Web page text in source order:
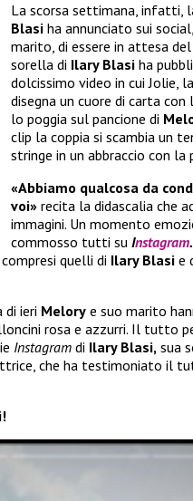
La scorsa settimana, infatti,
Blasi ha annunciato sui
marito, di essere in attesa
sorella di Ilary Blasi ha
dolcissimo video in cui Jolie,
disegna un cuore di carta con
lo poggia sul pancione di
clip la coppia si scambia un
stringe in un abbraccio con la
«Abbiamo qualcosa da
voi» recita la didascalia che
immagini. Un momento
commosso tutti su Instagram.
quelli di Ilary Blasi e
di ieri Melory e suo marito
rosa e azzurri. Il tutto
Instagram di Ilary Blasi, sua
che ha testimoniato il